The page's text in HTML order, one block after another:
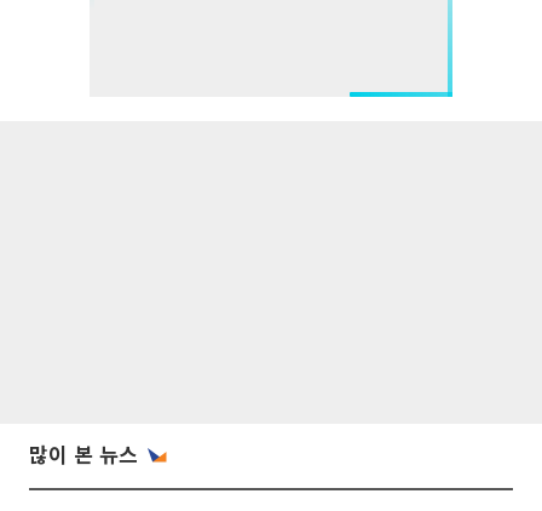
많이 본 뉴스